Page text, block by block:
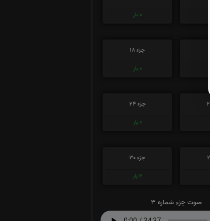
0 بار
جزء 18
0 بار
جزء 24
0 بار
جزء 30
2 بار
صوت جزء شماره 3